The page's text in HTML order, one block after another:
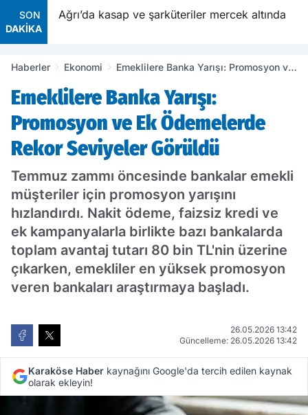
SON
DAKİKA
Ağrı’da kasap ve şarküteriler mercek altında
Haberler Ekonomi
Emeklilere Banka Yarışı: Promosyon ve
Görüldü
Emeklilere Banka Yarışı:
Promosyon ve Ek Ödemelerde
Rekor Seviyeler Görüldü
Temmuz zammı öncesinde bankalar emekli
müşteriler için promosyon yarışını
hızlandırdı. Nakit ödeme, faizsiz kredi ve
ek kampanyalarla birlikte bazı bankalarda
toplam avantaj tutarı 80 bin TL'nin üzerine
çıkarken, emekliler en yüksek promosyon
veren bankaları araştırmaya başladı.
26.05.2026 13:42
Güncelleme: 26.05.2026 13:42
Karaköse Haber kaynağını Google'da tercih edilen kaynak
olarak ekleyin!